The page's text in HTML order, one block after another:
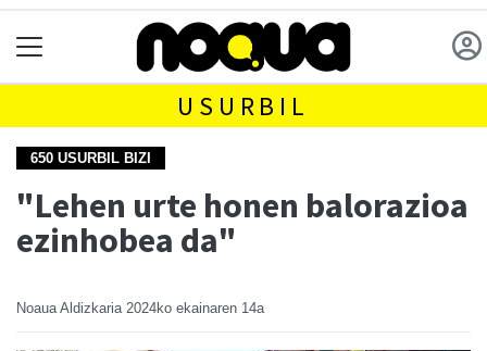
USURBIL
650 USURBIL BIZI
"Lehen urte honen balorazioa
ezinhobea da"
Noaua Aldizkaria 2024ko ekainaren 14a